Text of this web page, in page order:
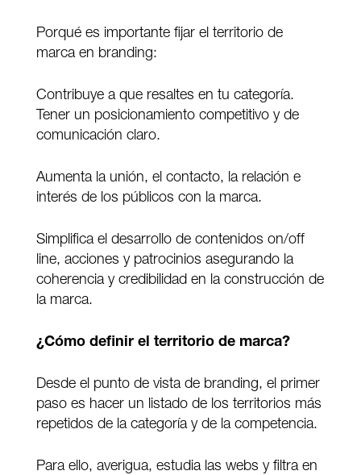
Porqué es importante fijar el territorio de
marca en branding:
Contribuye a que resaltes en tu categoría.
Tener un posicionamiento competitivo y de
comunicación claro.
Aumenta la unión, el contacto, la relación e
interés de los públicos con la marca.
Simplifica el desarrollo de contenidos on/off
line, acciones y patrocinios asegurando la
coherencia y credibilidad en la construcción de
la marca.
¿Cómo definir el territorio de marca?
Desde el punto de vista de branding, el primer
paso es hacer un listado de los territorios más
repetidos de la categoría y de la competencia.
Para ello, averigua, estudia las webs y filtra en